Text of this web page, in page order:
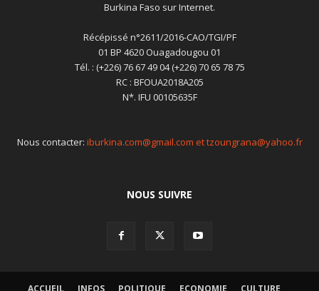
Burkina Faso sur Internet.
Récépissé n°2611/2016-CAO/TGI/PF
01 BP 4620 Ouagadougou 01
Tél. : (+226) 76 67 49 04 (+226) 70 65 78 75
RC : BFOUA2018A205
N*. IFU 00105635F
Nous contacter: iburkina.com@gmail.com et tzoungrana@yahoo.fr
NOUS SUIVRE